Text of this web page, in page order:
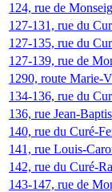
124, rue de
127-131, rue du
127-135, rue du
127-139, rue de
1290, route Marie-
134-136, rue du
136, rue Jean-
140, rue du Curé-
141, rue Louis-
142, rue du Curé-
143-147, rue de